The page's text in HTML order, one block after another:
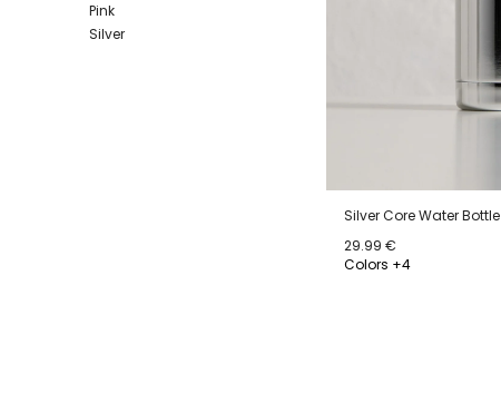
Pink
Silver
Silver Core Water Bottle
29.99 €
Colors +4